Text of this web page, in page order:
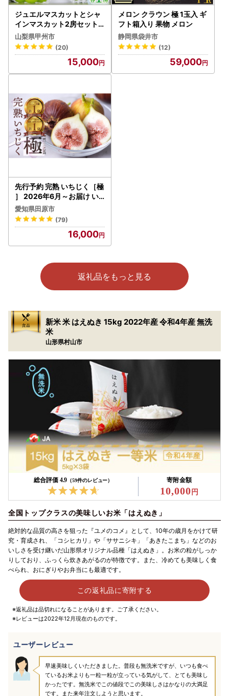
ジュエルマスカットとシャ
インマスカット2房セット
【2026年発送】（MG）B1
5-480 シャインマスカット
フルーツ
山梨県甲州市
(20)
15,000
メロン クラウン 極 1玉入 ギ
フト箱入り 果物 メロン
静岡県袋井市
(12)
59,000
先行予約 完熟 いちじく［極
］ 2026年6月～お届け い
ちじく イチジク フルーツ
果物 いちじく
愛知県田原市
(79)
16,000
返礼品をもっと見る
新米 米 はえぬき 15kg 2022年産 令和4年産 無洗
米
山形県村山市
総合評価 4.9 （59件のレビュー） 寄附金額
10,000
全国トップクラスの美味しいお米「はえぬき」
絶対的な品質の高さを狙った『ユメのコメ』として、10年の歳月をかけて研
究・育成され、「コシヒカリ」や「ササニシキ」「あきたこまち」などのお
いしさを受け継いだ山形県オリジナル品種「はえぬき」。お米の粒がしっか
りしており、ふっくら炊きあがるのが特徴です。また、冷めても美味しく食
べられ、おにぎりやお弁当にも最適です。
この返礼品に寄附する
※返礼品は品切れになることがあります。ご了承ください。
※レビューは2022年12月現在のものです。
ユーザーレビュー
早速美味しくいただきました。普段も無洗米ですが、いつも食べ
ているお米よりも一粒一粒が立っている気がして、とても美味し
かったです。無洗米でこの値段でこの美味しさはかなりの大満足
です。また来年注文しようと思います。